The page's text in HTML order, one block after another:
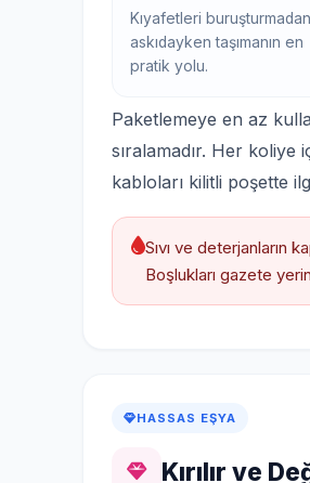
Kıyafetleri buruşturmadan,
askıdayken taşımanın en
pratik yolu.
Paketlemeye en az
sıralamadır. Her koliye
kabloları kilitli poşette
Sıvı ve deterjanların
Boşlukları gazete
HASSAS EŞYA
Kırılır ve